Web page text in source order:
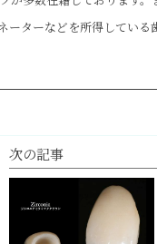
ーターなどを所得している
次の記事